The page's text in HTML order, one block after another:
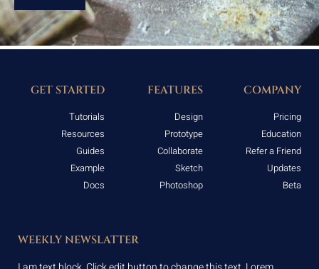
COMPANY
Pricing
Education
Refer a Friend
Updates
Beta
FEATURES
Design
Prototype
Collaborate
Sketch
Photoshop
GET STARTED
Tutorials
Resources
Guides
Example
Docs
WEEKLY NEWSLATTER